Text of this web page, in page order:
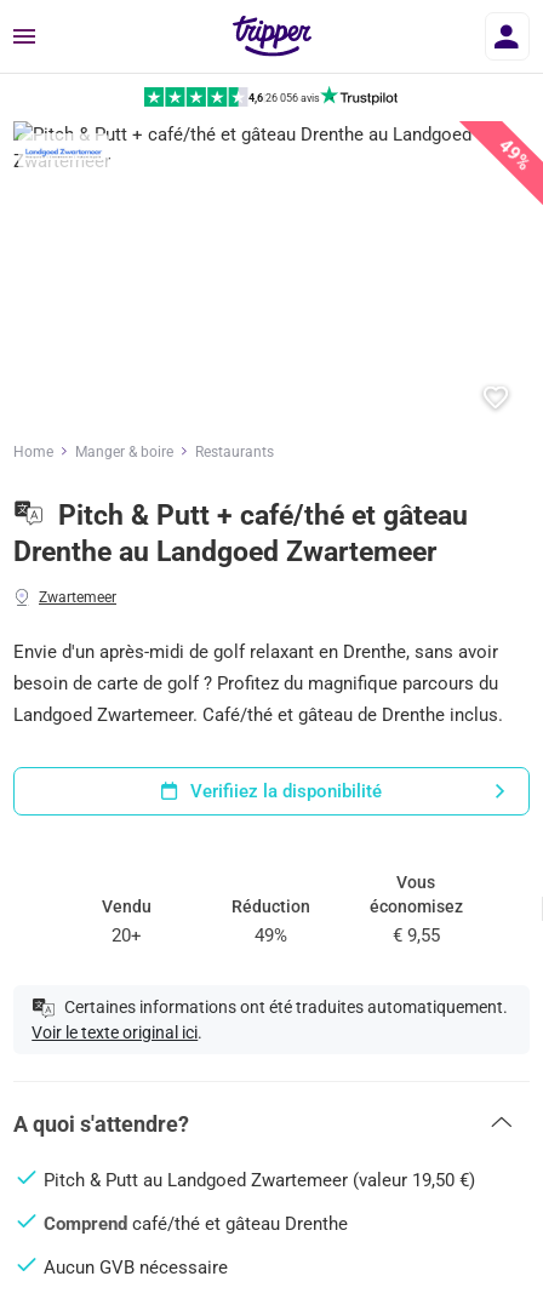
Menu
4,6|26 056 avis
49%
Home Manger & boire Restaurants
Pitch & Putt + café/thé et gâteau
Drenthe au Landgoed Zwartemeer
Zwartemeer
Envie d'un après-midi de golf relaxant en Drenthe, sans avoir
besoin de carte de golf ? Profitez du magnifique parcours du
Landgoed Zwartemeer. Café/thé et gâteau de Drenthe inclus.
Verifiiez la disponibilité
Vendu
20+
Réduction
49%
Vous
économisez
€ 9,55
Certaines informations ont été traduites automatiquement.
Voir le texte original ici.
A quoi s'attendre?
Pitch & Putt au Landgoed Zwartemeer (valeur 19,50 €)
Comprend café/thé et gâteau Drenthe
Aucun GVB nécessaire